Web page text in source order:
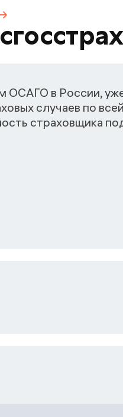
в России,
случаев по
страховщика